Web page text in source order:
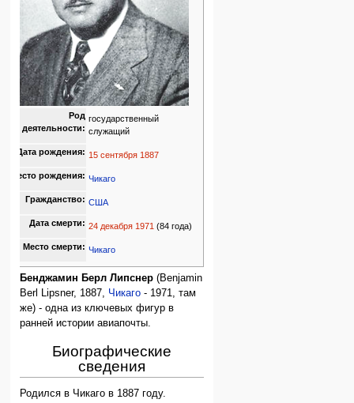
Род
деятельности:
государственный
служащий
Дата рождения: 15 сентября 1887
Место рождения: Чикаго
Гражданство: США
Дата смерти: 24 декабря 1971 (84 года)
Место смерти: Чикаго
Бенджамин Берл Липснер (Benjamin
Berl Lipsner, 1887, Чикаго - 1971, там
же) - одна из ключевых фигур в
ранней истории авиапочты.
Биографические
сведения
Родился в Чикаго в 1887 году.